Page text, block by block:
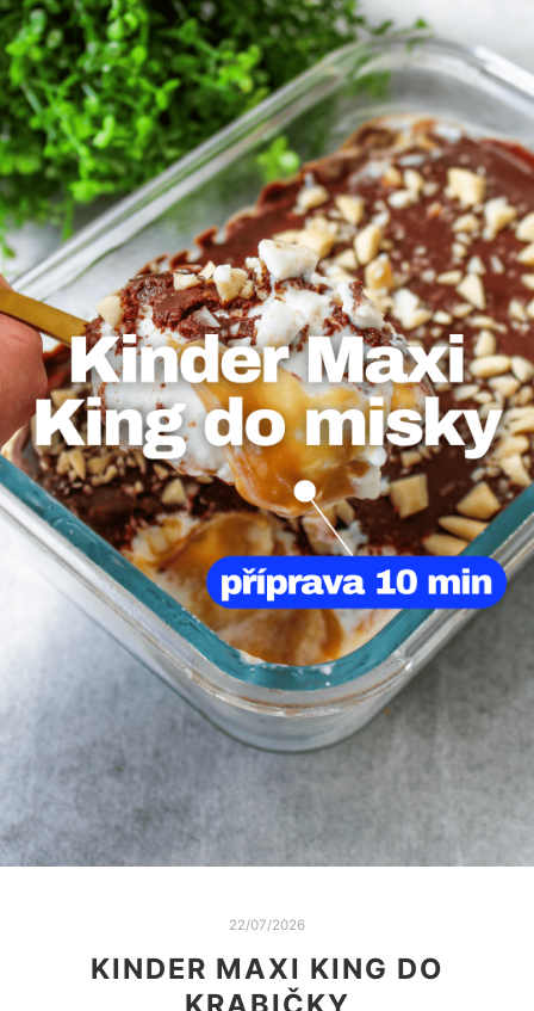
22/07/2026
KINDER MAXI KING DO